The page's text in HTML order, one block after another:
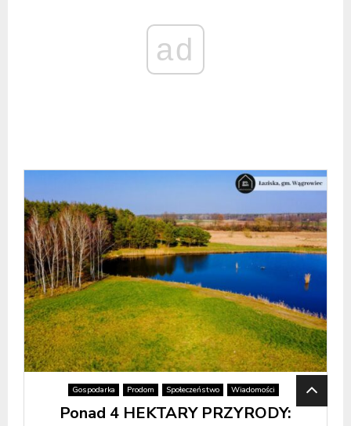
ad
Gospodarka Prodom Społeczeństwo Wiadomości
Ponad 4 HEKTARY PRZYRODY: